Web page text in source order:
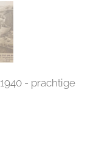
- prachtige